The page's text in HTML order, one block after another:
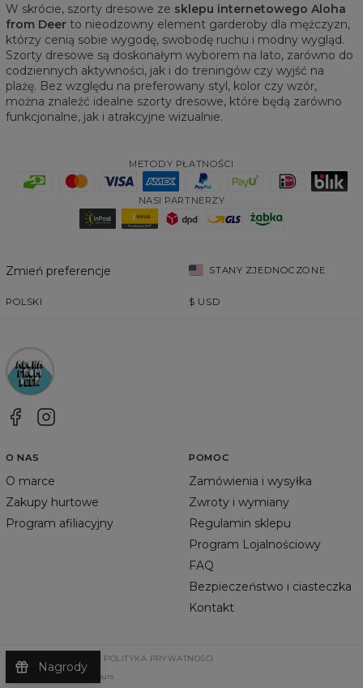
W skrócie, szorty dresowe ze sklepu internetowego Aloha
from Deer to nieodzowny element garderoby dla mężczyzn,
którzy cenią sobie wygodę, swobodę ruchu i modny wygląd.
Szorty dresowe są doskonałym wyborem na lato, zarówno do
codziennych aktywności, jak i do treningów czy wyjść na
plażę. Bez względu na preferowany styl, kolor czy wzór,
można znaleźć idealne szorty dresowe, które będą zarówno
funkcjonalne, jak i atrakcyjne wizualnie.
METODY PŁATNOŚCI
NASI PARTNERZY
Zmień preferencje STANY ZJEDNOCZONE
POLSKI $ USD
O NAS
O marce
Zakupy hurtowe
Program afiliacyjny
POMOC
Zamówienia i wysyłka
Zwroty i wymiany
Regulamin sklepu
Program Lojalnościowy
FAQ
Bezpieczeństwo i ciasteczka
Kontakt
REGULAMIN SKLEPU
POLITYKA PRYWATNOŚCI
2026 Change Into Colours
Nagrody